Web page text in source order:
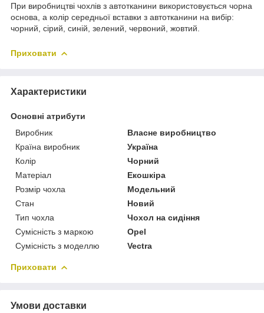
При виробництві чохлів з автотканини використовується чорна
основа, а колір середньої вставки з автотканини на вибір:
чорний, сірий, синій, зелений, червоний, жовтий.
Приховати
Характеристики
Основні атрибути
Виробник
Власне виробництво
Країна виробник
Україна
Колір
Чорний
Матеріал
Екошкіра
Розмір чохла
Модельний
Стан
Новий
Тип чохла
Чохол на сидіння
Сумісність з маркою
Opel
Сумісність з моделлю
Vectra
Приховати
Умови доставки